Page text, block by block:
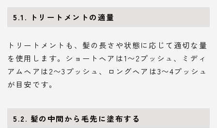
5.1. トリートメントの適量
トリートメントも、髪の長さや状態に応じて適切な量
を使用します。ショートヘアは1〜2プッシュ、ミディ
アムヘアは2〜3プッシュ、ロングヘアは3〜4プッシュ
が目安です。
5.2. 髪の中間から毛先に塗布する